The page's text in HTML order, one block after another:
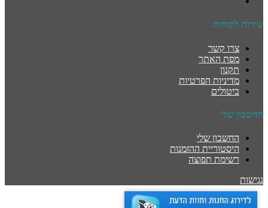
שירות לקוחות
צרו קשר
מפת האתר
תקנון
מדיניות הפרטיות
ביטולים
החשבון שלי
החשבון שלי
היסטוריית ההזמנות
רשימת תפוצה
נגישות